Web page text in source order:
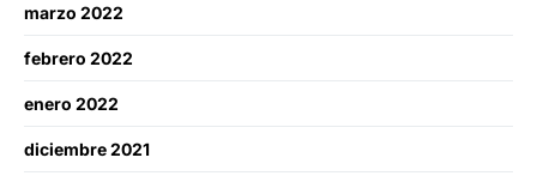
marzo 2022
febrero 2022
enero 2022
diciembre 2021